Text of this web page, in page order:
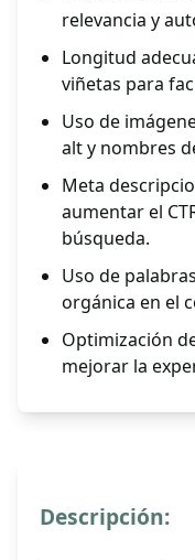
relevancia y
Longitud
viñetas para
Uso de
alt y nombres
Meta
aumentar el
búsqueda.
Uso de
orgánica en el
Optimización
mejorar la
Descripción: